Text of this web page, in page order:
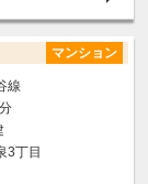
マンション
線
3丁目